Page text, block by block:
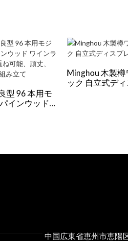
型 96 本用モ
インウッド
Minghou 木製樽
ック 自立式デ
中国広東省恵州市恵陽